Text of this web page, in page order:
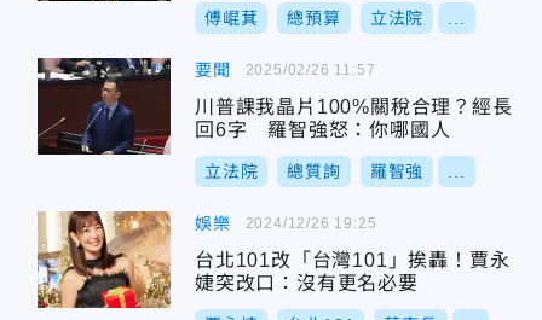
傅崐萁 總預算 立法院
要聞
川普課我晶片100%關稅合理？經長
回6字 羅智強怒：你哪國人
立法院 總質詢 羅智強
2025/02/26 11:57
娛樂
台北101改「台灣101」挨轟！賈永
婕突改口：沒有更名必要
2024/12/26 19:25